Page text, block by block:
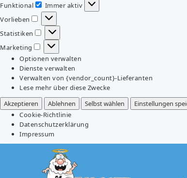
Funktional
Funktional
Immer aktiv
Vorlieben
Vorlieben
Statistiken
Statistiken
Marketing
Marketing
Optionen verwalten
Dienste verwalten
Verwalten von {vendor_count}-Lieferanten
Lese mehr über diese Zwecke
Akzeptieren
Ablehnen Selbst wählen Einstellungen
Cookie-Richtlinie
Datenschutzerklärung
Impressum